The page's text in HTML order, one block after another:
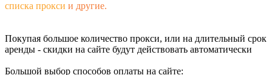
списка прокси и другие.
Покупая большое количество прокси, или на длительный срок
аренды - скидки на сайте будут действовать автоматически
Большой выбор способов оплаты на сайте: